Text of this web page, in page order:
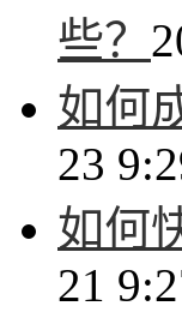
些？
如何
23
如何
21